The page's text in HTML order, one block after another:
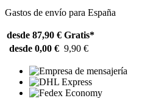
Gastos de envío para España
desde 87,90 € Gratis*
desde 0,00 € 9,90 €